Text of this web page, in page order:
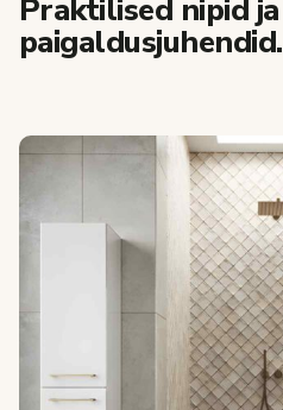
Praktilised nipid ja
paigaldusjuhendid.